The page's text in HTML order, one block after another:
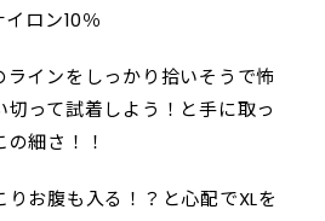
ロン10％
ラインをしっかり拾いそうで怖
って試着しよう！と手に取っ
細さ！！
お腹も入る！？と心配でXLを